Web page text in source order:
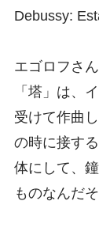
Debussy:
エゴロフさ
「塔」は、
受けて作曲
の時に接す
体にして、
ものなんだそ